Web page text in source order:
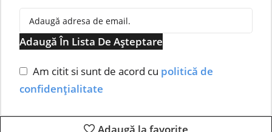
Adaugă În Lista De Așteptare
Am citit si sunt de acord cu politică de
confidențialitate
Adaugă la favorite